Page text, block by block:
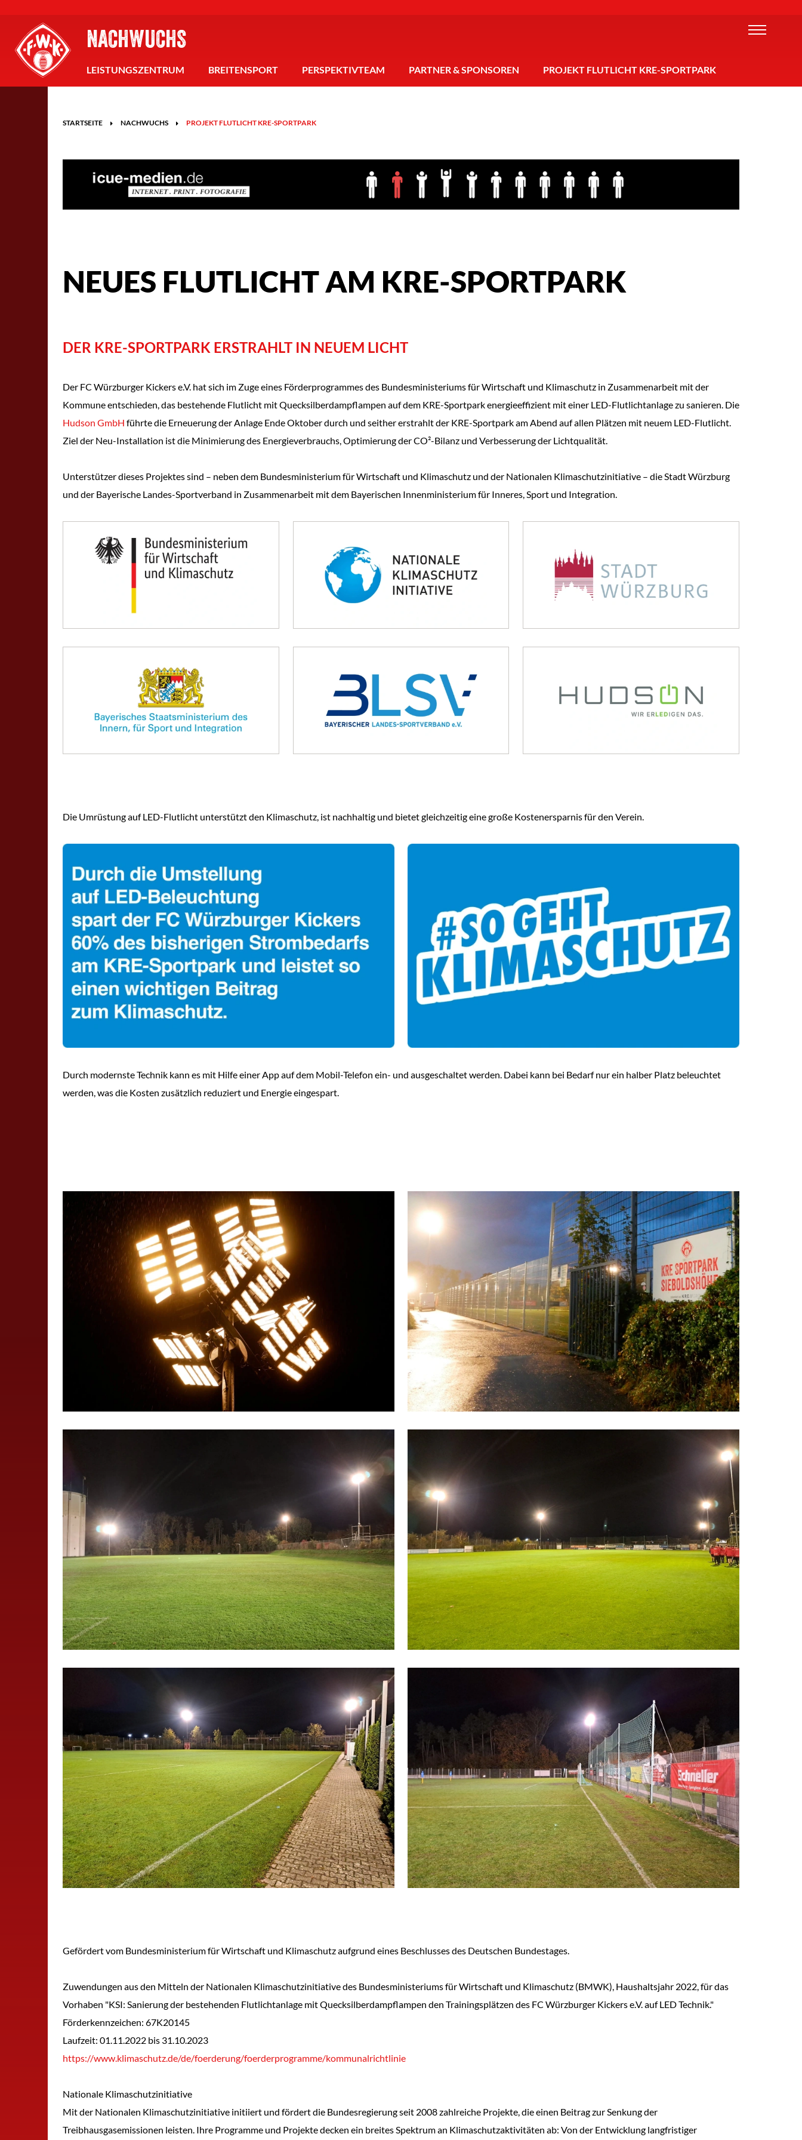
NACHWUCHS
LEISTUNGSZENTRUM BREITENSPORT PERSPEKTIVTEAM PARTNER & SPONSOREN PROJEKT FLUTLICHT KRE-SPORTPARK
STARTSEITE NACHWUCHS PROJEKT FLUTLICHT KRE-SPORTPARK
NEUES FLUTLICHT AM KRE-SPORTPARK
DER KRE-SPORTPARK ERSTRAHLT IN NEUEM LICHT
Der FC Würzburger Kickers e.V. hat sich im Zuge eines Förderprogrammes des Bundesministeriums für Wirtschaft und Klimaschutz in Zusammenarbeit mit der
Kommune entschieden, das bestehende Flutlicht mit Quecksilberdampflampen auf dem KRE-Sportpark energieeffizient mit einer LED-Flutlichtanlage zu sanieren. Die
Hudson GmbH führte die Erneuerung der Anlage Ende Oktober durch und seither erstrahlt der KRE-Sportpark am Abend auf allen Plätzen mit neuem LED-Flutlicht.
Ziel der Neu-Installation ist die Minimierung des Energieverbrauchs, Optimierung der CO²-Bilanz und Verbesserung der Lichtqualität.
Unterstützer dieses Projektes sind – neben dem Bundesministerium für Wirtschaft und Klimaschutz und der Nationalen Klimaschutzinitiative – die Stadt Würzburg
und der Bayerische Landes-Sportverband in Zusammenarbeit mit dem Bayerischen Innenministerium für Inneres, Sport und Integration.
Die Umrüstung auf LED-Flutlicht unterstützt den Klimaschutz, ist nachhaltig und bietet gleichzeitig eine große Kostenersparnis für den Verein.
Durch modernste Technik kann es mit Hilfe einer App auf dem Mobil-Telefon ein- und ausgeschaltet werden. Dabei kann bei Bedarf nur ein halber Platz beleuchtet
werden, was die Kosten zusätzlich reduziert und Energie eingespart.
Gefördert vom Bundesministerium für Wirtschaft und Klimaschutz aufgrund eines Beschlusses des Deutschen Bundestages.
Zuwendungen aus den Mitteln der Nationalen Klimaschutzinitiative des Bundesministeriums für Wirtschaft und Klimaschutz (BMWK), Haushaltsjahr 2022, für das
Vorhaben "KSI: Sanierung der bestehenden Flutlichtanlage mit Quecksilberdampflampen den Trainingsplätzen des FC Würzburger Kickers e.V. auf LED Technik."
Förderkennzeichen: 67K20145
Laufzeit: 01.11.2022 bis 31.10.2023
https://www.klimaschutz.de/de/foerderung/foerderprogramme/kommunalrichtlinie
Nationale Klimaschutzinitiative
Mit der Nationalen Klimaschutzinitiative initiiert und fördert die Bundesregierung seit 2008 zahlreiche Projekte, die einen Beitrag zur Senkung der
Treibhausgasemissionen leisten. Ihre Programme und Projekte decken ein breites Spektrum an Klimaschutzaktivitäten ab: Von der Entwicklung langfristiger